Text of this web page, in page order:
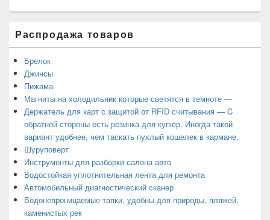
Распродажа товаров
Брелок
Джинсы
Пижама
Магниты на холодильник которые светятся в темноте —
Держатель для карт с защитой от RFID считывания — C
обратной стороны есть резинка для купюр. Иногда такой
вариант удобнее, чем таскать пухлый кошелек в кармане.
Шуруповерт
Инструменты для разборки салона авто
Водостойкая уплотнительная лента для ремонта
Автомобильный диагностический сканер
Водонепроницаемые тапки, удобны для природы, пляжей,
каменистых рек